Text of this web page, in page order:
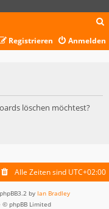
c
Anmelden
Registrieren
löschen möchtest?
Alle Zeiten sind UTC+02:00
by Ian Bradley
© phpBB Limited